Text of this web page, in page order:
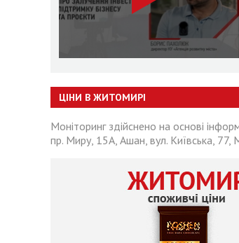
ЦІНИ В ЖИТОМИРІ
Моніторинг здійснено на основі
пр. Миру, 15А, Ашан, вул. Київська, 77,